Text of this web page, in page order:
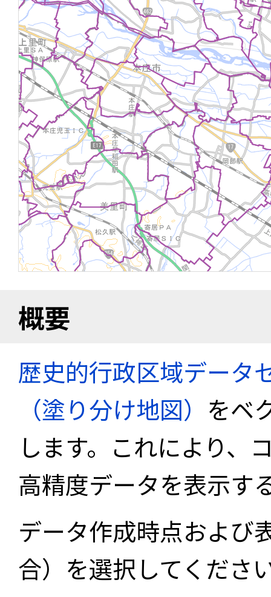
概要
歴史的行政区域データ
（塗り分け地図） をベ
します。これにより、
高精度データを表示す
データ作成時点および
合）を選択してくださ